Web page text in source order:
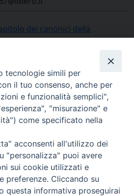
dei canonici della
Rossi, 28 - 12100 Cuneo
96017380047
tecnologie simili per
il tuo consenso, anche per
e funzionalità semplici",
"misurazione" e
come specificato nella
acconsenti all'utilizzo dei
"personalizza" puoi avere
sui cookie utilizzati e
preferenze. Cliccando su
questa informativa proseguirai